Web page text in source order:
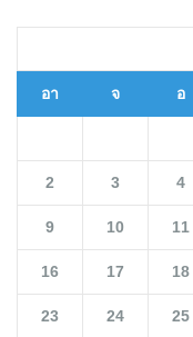
อา จ อ
2 3 4
9 10 11
16 17 18
23 24 25